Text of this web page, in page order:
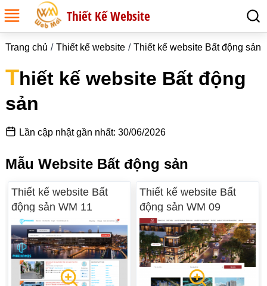
Thiết Kế Website
Trang chủ Thiết kế website Thiết kế website Bất động sản
Thiết kế website Bất động
sản
Lần cập nhật gần nhất: 30/06/2026
Mẫu Website Bất động sản
Thiết kế website Bất
động sản WM 11
Thiết kế website Bất
động sản WM 09